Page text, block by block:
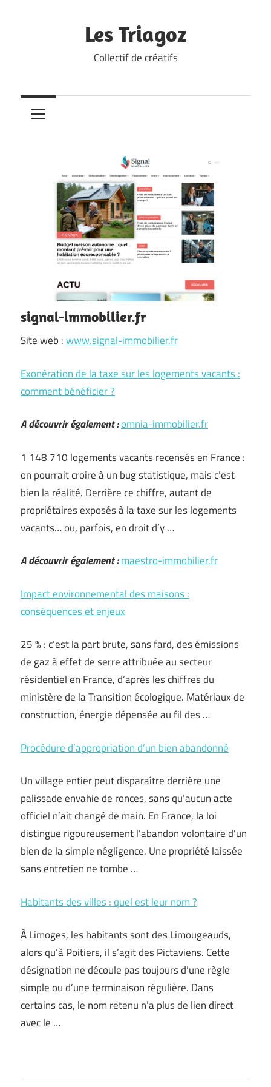
Les Triagoz
Collectif de créatifs
signal-immobilier.fr
Site web :www.signal-immobilier.fr
Exonération de la taxe sur les logements vacants :
comment bénéficier ?
A découvrir également :omnia-immobilier.fr
1 148 710 logements vacants recensés en France :
on pourrait croire à un bug statistique, mais c’est
bien la réalité. Derrière ce chiffre, autant de
propriétaires exposés à la taxe sur les logements
vacants… ou, parfois, en droit d’y …
A découvrir également :maestro-immobilier.fr
Impact environnemental des maisons :
conséquences et enjeux
25 % : c’est la part brute, sans fard, des émissions
de gaz à effet de serre attribuée au secteur
résidentiel en France, d’après les chiffres du
ministère de la Transition écologique. Matériaux de
construction, énergie dépensée au fil des …
Procédure d’appropriation d’un bien abandonné
Un village entier peut disparaître derrière une
palissade envahie de ronces, sans qu’aucun acte
officiel n’ait changé de main. En France, la loi
distingue rigoureusement l’abandon volontaire d’un
bien de la simple négligence. Une propriété laissée
sans entretien ne tombe …
Habitants des villes : quel est leur nom ?
À Limoges, les habitants sont des Limougeauds,
alors qu’à Poitiers, il s’agit des Pictaviens. Cette
désignation ne découle pas toujours d’une règle
simple ou d’une terminaison régulière. Dans
certains cas, le nom retenu n’a plus de lien direct
avec le …